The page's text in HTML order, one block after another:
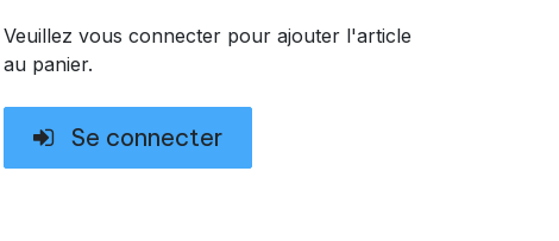
Veuillez vous connecter pour ajouter l'article
au panier.
Se connecter